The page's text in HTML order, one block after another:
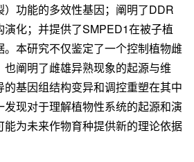
功能的多效性基因；阐明了DDR
化；并提供了SMPED1在被子植
本研究不仅鉴定了一个控制植物雌
阐明了雌雄异熟现象的起源与维
基因组结构变异和调控重塑在其中
现对于理解植物性系统的起源和演
为未来作物育种提供新的理论依据